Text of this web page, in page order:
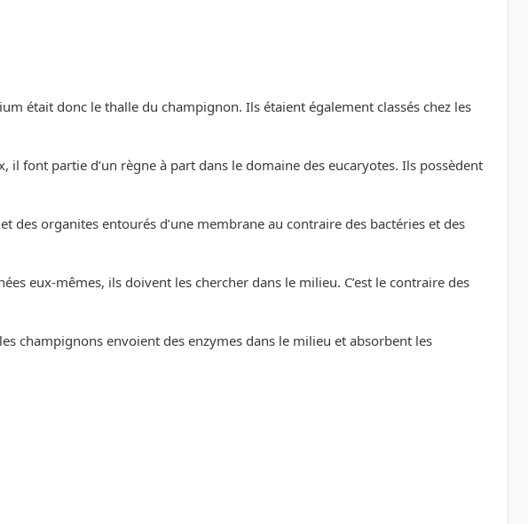
était donc le thalle du champignon. Ils étaient également classés chez les
font partie d’un règne à part dans le domaine des eucaryotes. Ils possèdent
des organites entourés d’une membrane au contraire des bactéries et des
eux-mêmes, ils doivent les chercher dans le milieu. C’est le contraire des
champignons envoient des enzymes dans le milieu et absorbent les